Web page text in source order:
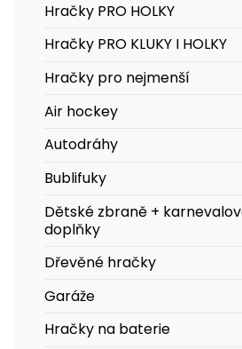
Hračky PRO HOLKY
Hračky PRO KLUKY I HOLKY
Hračky pro nejmenší
Air hockey
Autodráhy
Bublifuky
Dětské zbraně +
doplňky
Dřevěné hračky
Garáže
Hračky na baterie